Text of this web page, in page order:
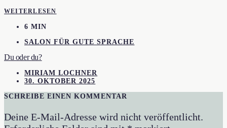
WEITERLESEN
6 MIN
SALON FÜR GUTE SPRACHE
Du oder du?
MIRIAM LOCHNER
30. OKTOBER 2025
SCHREIBE EINEN KOMMENTAR
Deine E-Mail-Adresse wird nicht veröffentlicht.